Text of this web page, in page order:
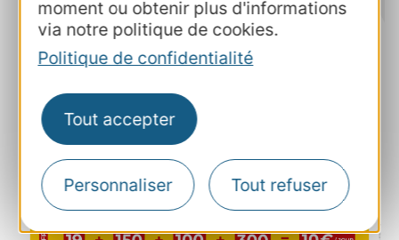
moment ou obtenir plus d'informations
via notre politique de cookies.
Politique de confidentialité
Tout accepter
Personnaliser Tout refuser